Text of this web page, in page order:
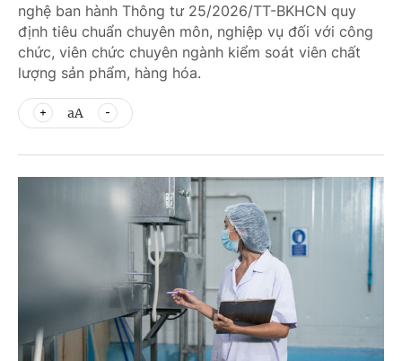
nghệ ban hành Thông tư 25/2026/TT-BKHCN quy
định tiêu chuẩn chuyên môn, nghiệp vụ đối với công
chức, viên chức chuyên ngành kiểm soát viên chất
lượng sản phẩm, hàng hóa.
aA